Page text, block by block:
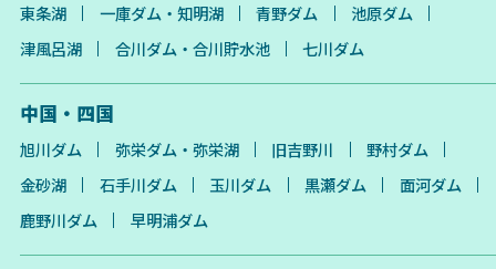
東条湖
一庫ダム・知明湖 青野ダム
池原ダム
津風呂湖
合川ダム・合川貯水池 七川ダム
中国・四国
旭川ダム 弥栄ダム・弥栄湖 旧吉野川
野村ダム
金砂湖
石手川ダム 玉川ダム 黒瀬ダム
面河ダム
鹿野川ダム
早明浦ダム